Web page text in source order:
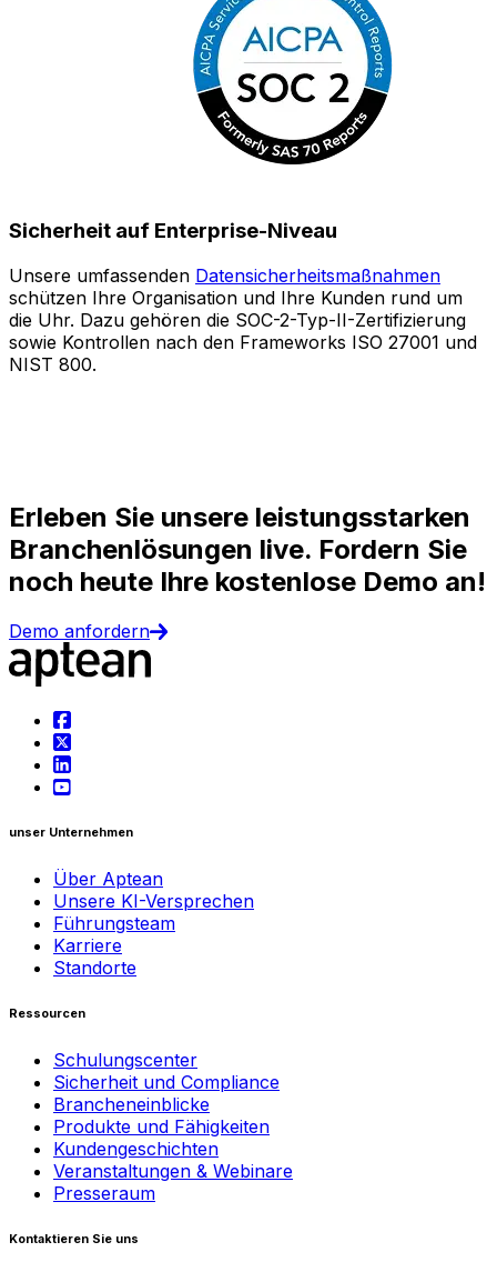
Sicherheit auf Enterprise-Niveau
Unsere umfassenden Datensicherheitsmaßnahmen
schützen Ihre Organisation und Ihre Kunden rund um
die Uhr. Dazu gehören die SOC-2-Typ-II-Zertifizierung
sowie Kontrollen nach den Frameworks ISO 27001 und
NIST 800.
Erleben Sie unsere leistungsstarken
Branchenlösungen live. Fordern Sie
noch heute Ihre kostenlose Demo an!
Demo anfordern
unser Unternehmen
Über Aptean
Unsere KI-Versprechen
Führungsteam
Karriere
Standorte
Ressourcen
Schulungscenter
Sicherheit und Compliance
Brancheneinblicke
Produkte und Fähigkeiten
Kundengeschichten
Veranstaltungen & Webinare
Presseraum
Kontaktieren Sie uns